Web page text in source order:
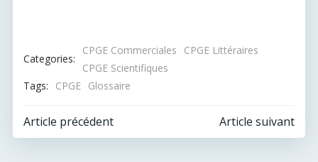
Categories:
CPGE Commerciales
CPGE Littéraires
CPGE Scientifiques
Tags:
CPGE Glossaire
Post
Article précédent
Post Article suivant